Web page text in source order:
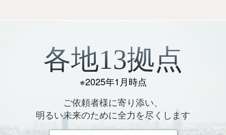
各地13拠点
※2025年1月時点
ご依頼者様に寄り添い、
明るい未来のために全力を尽くします